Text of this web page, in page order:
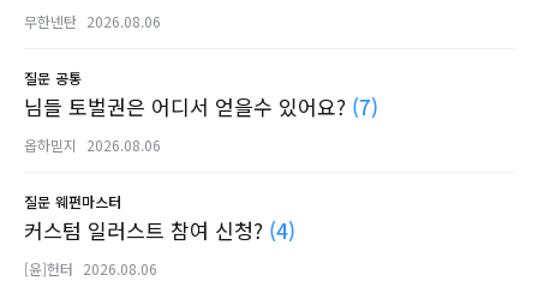
무한넨탄 2026.08.06
질문 공통
님들 토벌권은 어디서 얻을수 있어요? (7)
옵하믿지 2026.08.06
질문 웨펀마스터
커스텀 일러스트 참여 신청? (4)
[윤]헌터 2026.08.06